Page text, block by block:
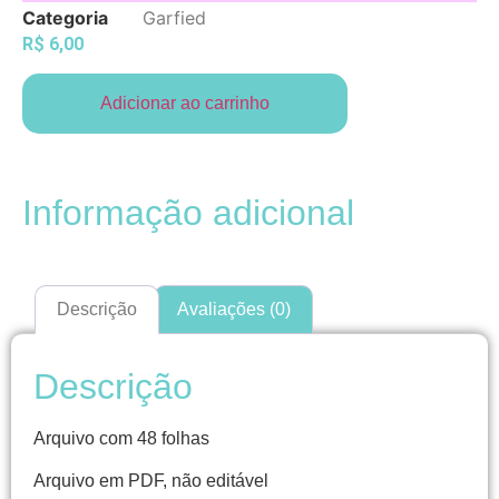
Categoria Garfied
R$ 6,00
Adicionar ao carrinho
Informação adicional
Descrição Avaliações (0)
Descrição
Arquivo com 48 folhas
Arquivo em PDF, não editável